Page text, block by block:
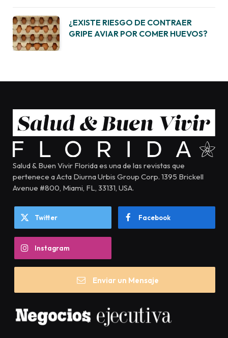
¿EXISTE RIESGO DE CONTRAER
GRIPE AVIAR POR COMER HUEVOS?
Salud & Buen Vivir Florida es una de las revistas que
pertenece a Acta Diurna Urbis Group Corp. 1395 Brickell
Avenue #800, Miami, FL, 33131, USA.
Twitter Facebook
Instagram
Enviar un Mensaje